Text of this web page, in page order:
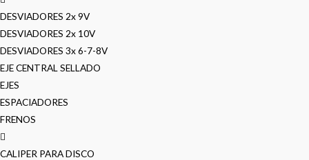
DESVIADORES 2x 9V
DESVIADORES 2x 10V
DESVIADORES 3x 6-7-8V
EJE CENTRAL SELLADO
EJES
ESPACIADORES
FRENOS
CALIPER PARA DISCO